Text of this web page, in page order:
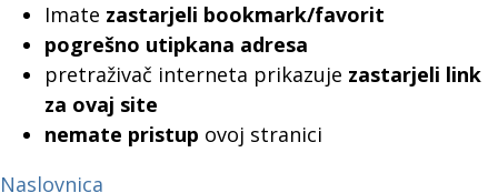
Imate zastarjeli bookmark/favorit
pogrešno utipkana adresa
pretraživač interneta prikazuje zastarjeli link
za ovaj site
nemate pristup ovoj stranici
Naslovnica